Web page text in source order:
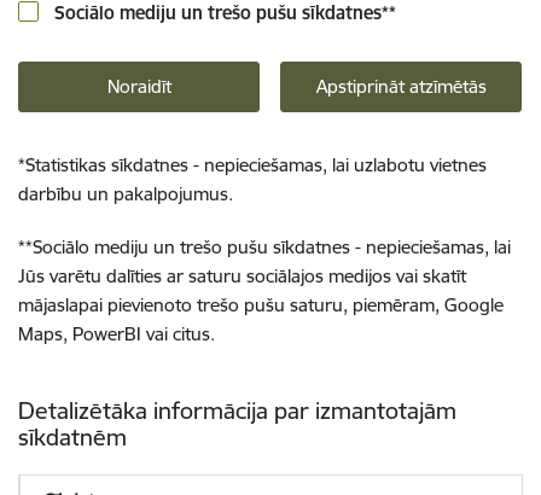
Sociālo mediju un trešo pušu sīkdatnes**
Noraidīt Apstiprināt atzīmētās
*Statistikas sīkdatnes - nepieciešamas, lai uzlabotu vietnes
darbību un pakalpojumus.
**Sociālo mediju un trešo pušu sīkdatnes - nepieciešamas, lai
Jūs varētu dalīties ar saturu sociālajos medijos vai skatīt
mājaslapai pievienoto trešo pušu saturu, piemēram, Google
Maps, PowerBI vai citus.
Detalizētāka informācija par izmantotajām
sīkdatnēm